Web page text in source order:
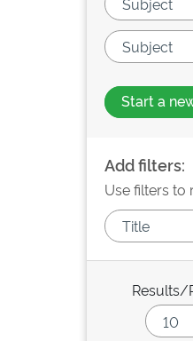
Start a
Add filters:
Use filters to
Results/